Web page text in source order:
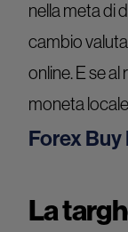
nella meta di
cambio
online. E se
moneta
Forex
La